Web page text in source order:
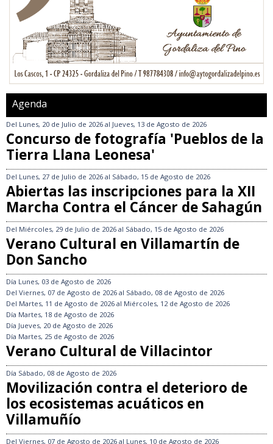
Agenda
Del Lunes, 20 de Julio de 2026 al Jueves, 13 de Agosto de 2026
Concurso de fotografía 'Pueblos de la
Tierra Llana Leonesa'
Del Lunes, 27 de Julio de 2026 al Sábado, 15 de Agosto de 2026
Abiertas las inscripciones para la XII
Marcha Contra el Cáncer de Sahagún
Del Miércoles, 29 de Julio de 2026 al Sábado, 15 de Agosto de 2026
Verano Cultural en Villamartín de
Don Sancho
Día Lunes, 03 de Agosto de 2026
Del Viernes, 07 de Agosto de 2026 al Sábado, 08 de Agosto de 2026
Del Martes, 11 de Agosto de 2026 al Miércoles, 12 de Agosto de 2026
Día Martes, 18 de Agosto de 2026
Día Jueves, 20 de Agosto de 2026
Día Martes, 25 de Agosto de 2026
Verano Cultural de Villacintor
Día Sábado, 08 de Agosto de 2026
Movilización contra el deterioro de
los ecosistemas acuáticos en
Villamuñío
Del Viernes, 07 de Agosto de 2026 al Lunes, 10 de Agosto de 2026